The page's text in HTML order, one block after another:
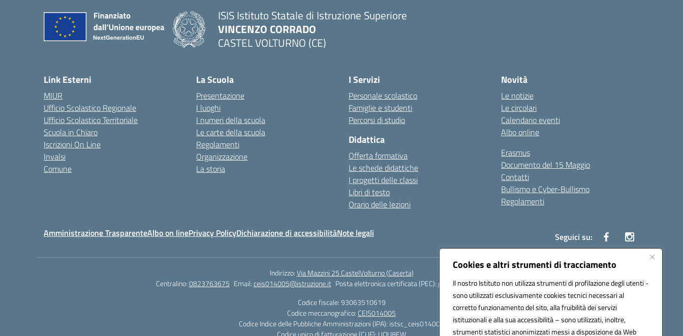
Cookies e altri strumenti di tracciamento
Il nostro Istituto non utilizza strumenti di profilazione degli utenti -
sono utilizzati esclusivamente cookies tecnici necessari al
corretto funzionamento del sito, alla fruibilità dei servizi
istituzionali e alla sua accessibilità – sono utilizzati, inoltre,
strumenti statistici anonimizzati messi a disposizione da Web
ISIS Istituto Statale di Istruzione Superiore
VINCENZO CORRADO
CASTEL VOLTURNO (CE)
Link Esterni
MIUR
Ufficio Scolastico Regionale
Ufficio Scolastico Territoriale
Scuola in Chiaro
Iscrizioni On Line
Invalsi
Comune
La Scuola
Presentazione
I luoghi
I numeri della scuola
Le carte della scuola
Regolamenti
Organizzazione
La storia
I Servizi
Personale scolastico
Famiglie e studenti
Percorsi di studio
Didattica
Offerta formativa
Le schede didattiche
I progetti delle classi
Libri di testo
Orario delle lezioni
Novità
Le notizie
Le circolari
Calendario eventi
Albo online
Erasmus
Documento del 15 Maggio
Contatti
Bullismo e Cyber-Bullismo
Regolamenti
Amministrazione TrasparenteAlbo on linePrivacy PolicyDichiarazione di accessibilitàNote legali Seguici su:
Indirizzo:Via Mazzini 25 CastelVolturno (Caserta)
Centralino:0823763675 Email:ceis014005@istruzione.it Posta elettronica certificata (PEC):ceis014005@pec.istruzione.it
Codice fiscale: 93063510619
Codice meccanografico: CEIS014005
Codice Indice delle Pubbliche Amministrazioni (IPA): istsc_ceis014005